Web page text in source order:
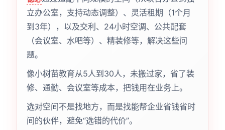
立办公室，支持动态调整）、灵活租期（1个月
到3年），以及交利、24小时空调、公共配套
（会议室、水吧等）、精装修等，解决这些问
题。
像小树苗教育从5人到30人，未搬过家，省了装
修、通勤、会议室等成本，把钱用在业务上。
选对空间不是找地方，而是找能帮企业省钱省时
间的伙伴，避免“选错的代价”。